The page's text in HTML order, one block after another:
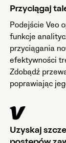
Przyciągaj
Podejście Veo
funkcje
przyciągania
efektywności
Zdobądź
poprawiając
Uzyskaj